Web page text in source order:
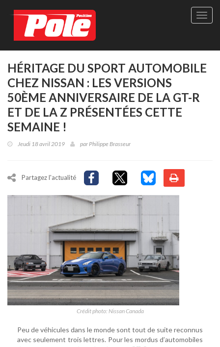
Site
-
HÉRITAGE DU SPORT AUTOMOBILE
CHEZ NISSAN : LES VERSIONS
50ÈME ANNIVERSAIRE DE LA GT-R
ET DE LA Z PRÉSENTÉES CETTE
SEMAINE !
Jeudi 18 avril 2019 parPhilippe Brasseur
Partagez l'actualité
Crédit photo: Nissan Canada
Peu de véhicules dans le monde sont tout de suite reconnus
avec seulement trois lettres. Pour les mordus d’automobiles